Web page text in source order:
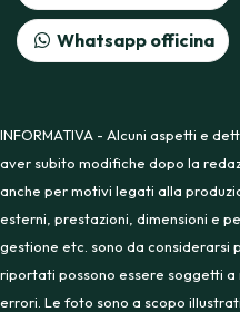
Whatsapp officina
INFORMATIVA - Alcuni aspetti e
aver subito modifiche dopo la
anche per motivi legati alla
esterni, prestazioni, dimensioni e
gestione etc. sono da considerarsi
riportati possono essere soggetti
errori. Le foto sono a scopo